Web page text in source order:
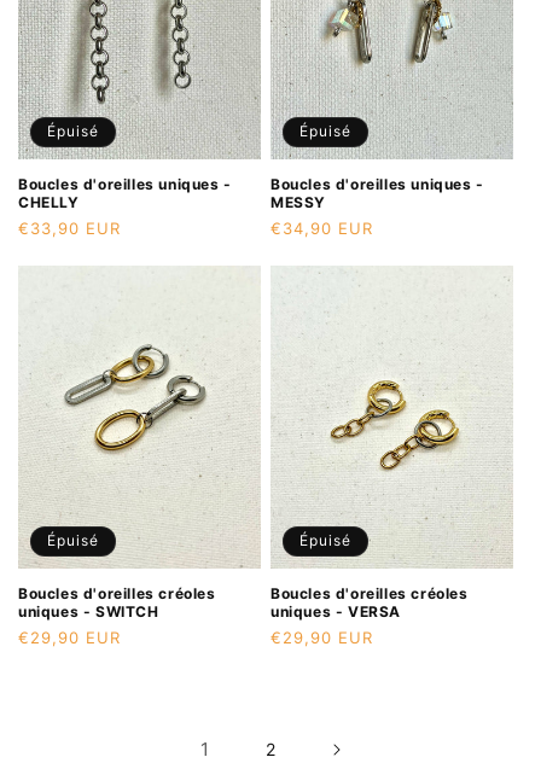
Épuisé
Boucles d'oreilles uniques -
CHELLY
Prix
€33,90 EUR
Épuisé
Boucles d'oreilles uniques -
MESSY
Prix
€34,90 EUR
Épuisé
Boucles d'oreilles créoles
uniques - SWITCH
Prix
€29,90 EUR
Épuisé
Boucles d'oreilles créoles
uniques - VERSA
Prix
€29,90 EUR
1 2